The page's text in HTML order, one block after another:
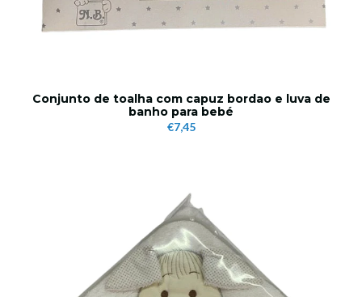
Conjunto de toalha com capuz bordao e luva de
banho para bebé
€7,45